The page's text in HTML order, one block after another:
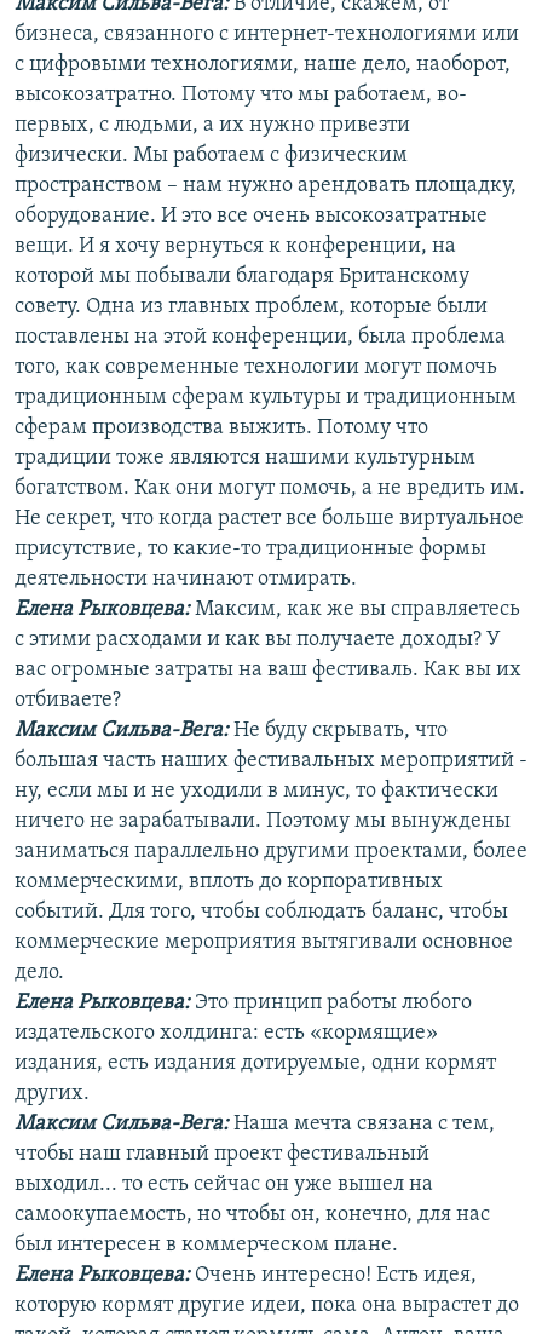
Максим Сильва-Вега:В отличие, скажем, от
бизнеса, связанного с интернет-технологиями или
с цифровыми технологиями, наше дело, наоборот,
высокозатратно. Потому что мы работаем, во-
первых, с людьми, а их нужно привезти
физически. Мы работаем с физическим
пространством – нам нужно арендовать площадку,
оборудование. И это все очень высокозатратные
вещи. И я хочу вернуться к конференции, на
которой мы побывали благодаря Британскому
совету. Одна из главных проблем, которые были
поставлены на этой конференции, была проблема
того, как современные технологии могут помочь
традиционным сферам культуры и традиционным
сферам производства выжить. Потому что
традиции тоже являются нашими культурным
богатством. Как они могут помочь, а не вредить им.
Не секрет, что когда растет все больше виртуальное
присутствие, то какие-то традиционные формы
деятельности начинают отмирать.
Елена Рыковцева:Максим, как же вы справляетесь
с этими расходами и как вы получаете доходы? У
вас огромные затраты на ваш фестиваль. Как вы их
отбиваете?
Максим Сильва-Вега:Не буду скрывать, что
большая часть наших фестивальных мероприятий -
ну, если мы и не уходили в минус, то фактически
ничего не зарабатывали. Поэтому мы вынуждены
заниматься параллельно другими проектами, более
коммерческими, вплоть до корпоративных
событий. Для того, чтобы соблюдать баланс, чтобы
коммерческие мероприятия вытягивали основное
дело.
Елена Рыковцева:Это принцип работы любого
издательского холдинга: есть «кормящие»
издания, есть издания дотируемые, одни кормят
других.
Максим Сильва-Вега:Наша мечта связана с тем,
чтобы наш главный проект фестивальный
выходил... то есть сейчас он уже вышел на
самоокупаемость, но чтобы он, конечно, для нас
был интересен в коммерческом плане.
Елена Рыковцева:Очень интересно! Есть идея,
которую кормят другие идеи, пока она вырастет до